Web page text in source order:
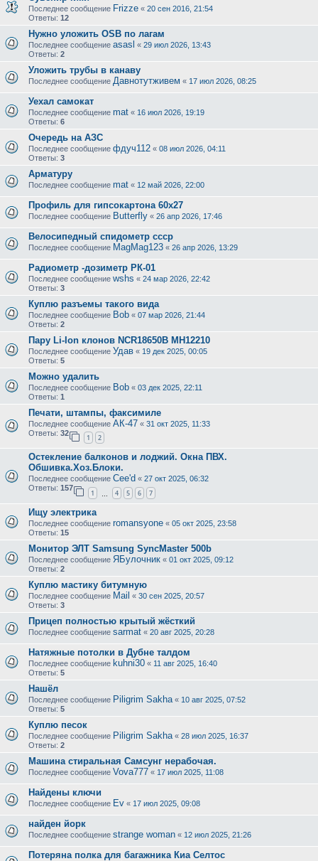
Последнее сообщение Frizze « 20 сен 2016, 21:54
Ответы: 12
Нужно уложить OSB по лагам
Последнее сообщение asasl « 29 июл 2026, 13:43
Ответы: 2
Уложить трубы в канаву
Последнее сообщение Давнотутживем « 17 июл 2026, 08:25
Уехал самокат
Последнее сообщение mat « 16 июл 2026, 19:19
Ответы: 6
Очередь на АЗС
Последнее сообщение фдуч112 « 08 июл 2026, 04:11
Ответы: 3
Арматуру
Последнее сообщение mat « 12 май 2026, 22:00
Профиль для гипсокартона 60х27
Последнее сообщение Butterfly « 26 апр 2026, 17:46
Велосипедный спидометр ссср
Последнее сообщение MagMag123 « 26 апр 2026, 13:29
Радиометр -дозиметр РК-01
Последнее сообщение wshs « 24 мар 2026, 22:42
Ответы: 3
Куплю разъемы такого вида
Последнее сообщение Bob « 07 мар 2026, 21:44
Ответы: 2
Пару Li-Ion клонов NCR18650B MH12210
Последнее сообщение Удав « 19 дек 2025, 00:05
Ответы: 5
Можно удалить
Последнее сообщение Bob « 03 дек 2025, 22:11
Ответы: 1
Печати, штампы, факсимиле
Последнее сообщение АК-47 « 31 окт 2025, 11:33
Ответы: 32
1 2
Остекление балконов и лоджий. Окна ПВХ.
Обшивка.Хоз.Блоки.
Последнее сообщение Cee'd « 27 окт 2025, 06:32
Ответы: 157
1 4 5 6 7
Ищу электрика
Последнее сообщение romansyone « 05 окт 2025, 23:58
Ответы: 15
Монитор ЭЛТ Samsung SyncMaster 500b
Последнее сообщение ЯБулочник « 01 окт 2025, 09:12
Ответы: 2
Куплю мастику битумную
Последнее сообщение Mail « 30 сен 2025, 20:57
Ответы: 3
Прицеп полностью крытый жёсткий
Последнее сообщение sarmat « 20 авг 2025, 20:28
Натяжные потолки в Дубне талдом
Последнее сообщение kuhni30 « 11 авг 2025, 16:40
Ответы: 5
Нашёл
Последнее сообщение Piligrim Sakha « 10 авг 2025, 07:52
Ответы: 5
Куплю песок
Последнее сообщение Piligrim Sakha « 28 июл 2025, 16:37
Ответы: 2
Машина стиральная Самсунг нерабочая.
Последнее сообщение Vova777 « 17 июл 2025, 11:08
Найдены ключи
Последнее сообщение Ev « 17 июл 2025, 09:08
найден йорк
Последнее сообщение strange woman « 12 июл 2025, 21:26
Потеряна полка для багажника Киа Селтос